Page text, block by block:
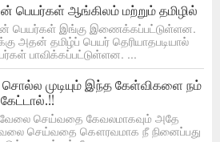
பெயர்கள் ஆங்கிலம் மற்றும் தமிழில்
பெயர்கள் இங்கு இணைக்கப்பட்டுள்ளன.
அதன் தமிழ்ப் பெயர் தெரியாதபடியால்
பாவிக்கப்பட்டுள்ளன. ...
முடியும் இந்த கேள்விகளை நம்
வேலை செய்வதை கேவலமாகவும் அதே
செய்வதை கௌரவமாக நீ நினைப்பது